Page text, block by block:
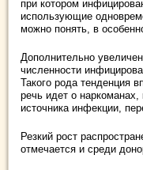
при котором
использующие
можно понять, в
Дополнительно
численности
Такого рода тенденция
речь идет о
источника инфекции,
Резкий рост
отмечается и среди